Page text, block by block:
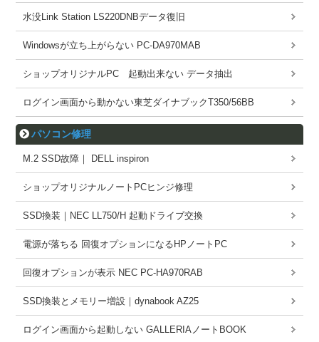
水没Link Station LS220DNBデータ復旧
Windowsが立ち上がらない PC-DA970MAB
ショップオリジナルPC 起動出来ない データ抽出
ログイン画面から動かない東芝ダイナブックT350/56BB
パソコン修理
M.2 SSD故障｜ DELL inspiron
ショップオリジナルノートPCヒンジ修理
SSD換装｜NEC LL750/H 起動ドライブ交換
電源が落ちる 回復オプションになるHPノートPC
回復オプションが表示 NEC PC-HA970RAB
SSD換装とメモリー増設｜dynabook AZ25
ログイン画面から起動しない GALLERIAノートBOOK